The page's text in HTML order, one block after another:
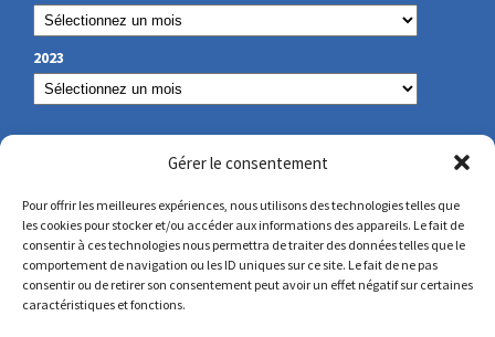
Gérer le consentement
Pour offrir les meilleures expériences, nous utilisons des technologies telles que
les cookies pour stocker et/ou accéder aux informations des appareils. Le fait de
consentir à ces technologies nous permettra de traiter des données telles que le
comportement de navigation ou les ID uniques sur ce site. Le fait de ne pas
consentir ou de retirer son consentement peut avoir un effet négatif sur certaines
caractéristiques et fonctions.
2023
NOS COORDONNÉES
secretariat@lamennais.org
protectionenfance@lamennais.org